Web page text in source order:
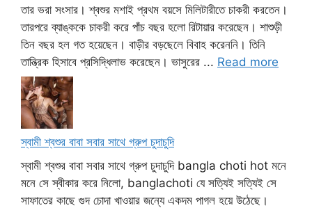
তার ভরা সংসার। শ্বশুর মশাই প্রথম বয়সে মিলিটারীতে চাকরী করতেন।
তারপরে ব্যাঙ্ককে চাকরী করে পাঁচ বছর হলো রিটায়ার করেছেন। শাশুড়ী
তিন বছর হল গত হয়েছেন। বাড়ীর বড়ছেলে বিবাহ করেননি। তিনি
তান্ত্রিক হিসাবে প্রসিদ্ধিলাভ করেছেন। ভাসুরের ... Read more
স্বামী শ্বশুর বাবা সবার সাথে গ্রুপ চুদাচুদি
স্বামী শ্বশুর বাবা সবার সাথে গ্রুপ চুদাচুদি bangla choti hot মনে
মনে সে স্বীকার করে নিলো, banglachoti যে সত্যিই সত্যিই সে
সাফাতের কাছে গুদ চোদা খাওয়ার জন্যে একদম পাগল হয়ে উঠেছে।